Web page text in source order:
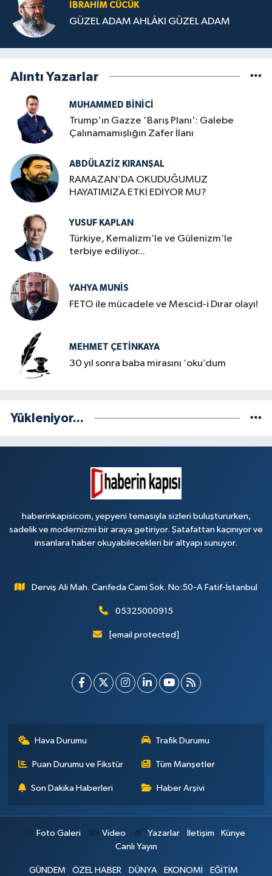
İBRAHIM CÜCÜK
GÜZEL ADAM AHLÂKI GÜZEL ADAM
Alıntı Yazarlar
MUHAMMED BINICI
Trump'ın Gazze 'Barış Planı': Galebe
Çalınamamışlığın Zafer İlanı
ABDÜLAZIZ KIRANŞAL
RAMAZAN’DA OKUDUĞUMUZ
HAYATIMIZA ETKİ EDİYOR MU?
YUSUF KAPLAN
Türkiye, Kemalizm’le ve Gülenizm’le
terbiye ediliyor...
YAHYA MUNIS
FETO ile mücadele ve Mescid-i Dırar olayı!
MEHMET ÇETINKAYA
30 yıl sonra baba mirasını ‘oku’dum
Yükleniyor...
haberinkapisicom, yepyeni temasıyla sizleri buluştururken,
sadelik ve modernizmi bir araya getiriyor. Şatafattan kaçınıyor ve
insanlara haber okuyabilecekleri bir altyapı sunuyor.
Derviş Ali Mah. Canfeda Cami Sok. No:50-A Fatif-İstanbul
05325000915
[email protected]
Hava Durumu Trafik Durumu
Puan Durumu ve Fikstür Tüm Manşetler
Son Dakika Haberleri Haber Arşivi
Foto Galeri Video Yazarlar İletişim
Künye
Canlı Yayın
GÜNDEM ÖZEL HABER DÜNYA EKONOMİ EĞİTİM